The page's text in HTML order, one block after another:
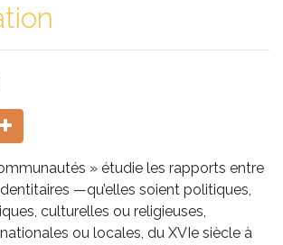
» étudie les rapports entre
—qu’elles soient politiques,
culturelles ou religieuses,
ou locales, du XVIe siècle à